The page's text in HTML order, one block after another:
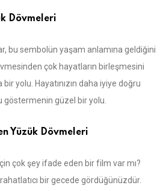
Dövmeleri
bu sembolün yaşam anlamına geldiğini
çok hayatların birleşmesini
yolu. Hayatınızın daha iyiye doğru
göstermenin güzel bir yolu.
Yüzük Dövmeleri
çok şey ifade eden bir film var mı?
bir gecede gördüğünüzdür.